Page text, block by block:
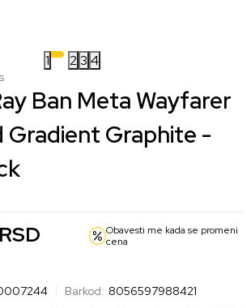
1 23 4
Ban Meta Wayfarer
Gradient Graphite -
RSD
Obavesti me kada se promeni
cena
Barkod: 8056597988421